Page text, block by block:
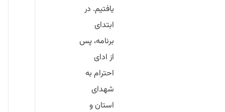
یافتیم. در
ابتدای
برنامه، پس
از ادای
احترام به
شهدای
استان و